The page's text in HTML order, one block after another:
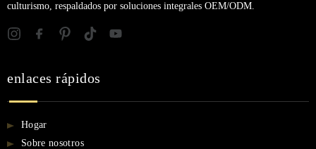
culturismo, respaldados por soluciones integrales OEM/ODM.
enlaces rápidos
Hogar
Sobre nosotros